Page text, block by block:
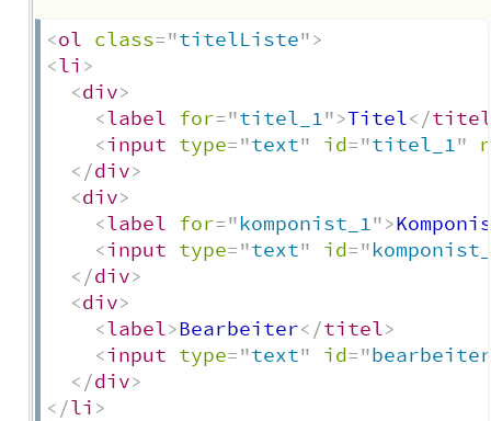
<ol class="titelListe">
<li >
<div>
<label for="titel_1">Titel</titel
<input type="text" id="titel_1"
</div>
<div>
<label for="komponist_1">
<input type="text" id="
</div>
<div>
<label>Bearbeiter</titel>
<input type="text" id="
</div>
</li >